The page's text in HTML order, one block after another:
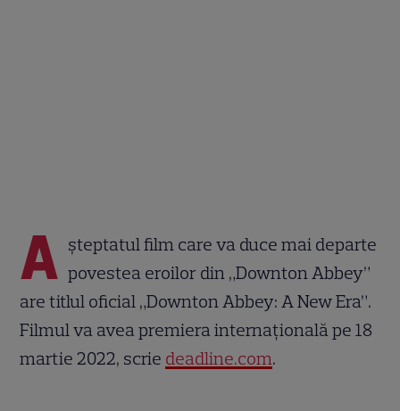
A șteptatul film care va duce mai departe
povestea eroilor din „Downton Abbey”
are titlul oficial „Downton Abbey: A New Era”.
Filmul va avea premiera internațională pe 18
martie 2022, scrie deadline.com.